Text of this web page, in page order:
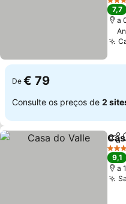
Ver
3
7,7
a
De € 79
Consulte os preços de 2
3
9,1
a